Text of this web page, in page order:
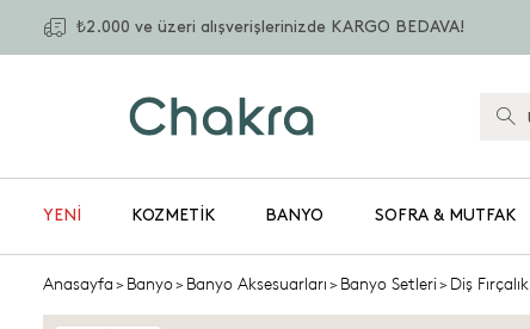
₺2.000 ve üzeri alışverişlerinizde KARGO BEDAVA!
YENİ KOZMETIK BANYO SOFRA & MUTFAK
Anasayfa>Banyo>Banyo Aksesuarları>Banyo Setleri>Diş Fırçalık